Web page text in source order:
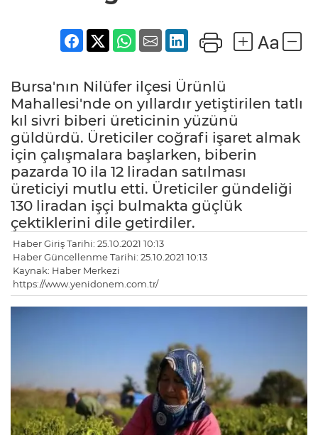
Bursa'nın Nilüfer ilçesi Ürünlü
Mahallesi'nde on yıllardır yetiştirilen tatlı
kıl sivri biberi üreticinin yüzünü
güldürdü. Üreticiler coğrafi işaret almak
için çalışmalara başlarken, biberin
pazarda 10 ila 12 liradan satılması
üreticiyi mutlu etti. Üreticiler gündeliği
130 liradan işçi bulmakta güçlük
çektiklerini dile getirdiler.
Haber Giriş Tarihi: 25.10.2021 10:13
Haber Güncellenme Tarihi: 25.10.2021 10:13
Kaynak: Haber Merkezi
https://www.yenidonem.com.tr/